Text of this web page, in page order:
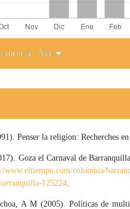
autor/a / Ver
Penser la religion: Recherches
Goza el Carnaval de
www.eltiempo.com/colombia/
125224.
A M (2005). Políticas de